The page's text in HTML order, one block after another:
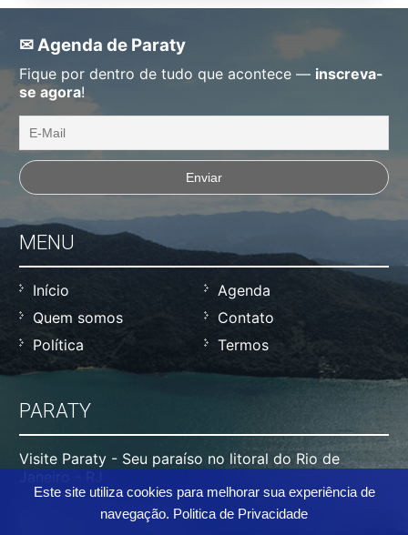
Este site utiliza cookies para melhorar sua experiência de
navegação. Politica de Privacidade
✉ Agenda de Paraty
Fique por dentro de tudo que acontece — inscreva-
se agora!
MENU
Início
Agenda
Quem somos
Contato
Política
Termos
PARATY
Visite Paraty - Seu paraíso no litoral do Rio de